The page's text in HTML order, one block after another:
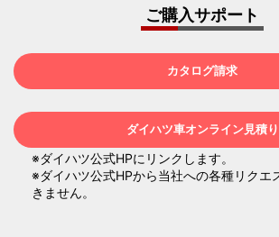
ご購入サポート
カタログ請求
ダイハツ車オンライン見積り
※ダイハツ公式HPにリンクします。
※ダイハツ公式HPから当社への各種リクエ
きません。